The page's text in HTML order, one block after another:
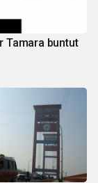
Tamara buntut